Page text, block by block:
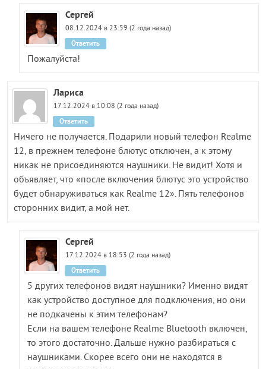
Сергей
08.12.2024 в 23:59 (2 года назад)
Пожалуйста!
Ответить
Лариса
17.12.2024 в 10:08 (2 года назад)
Ничего не получается. Подарили новый телефон Realme
12, в прежнем телефоне блютус отключен, а к этому
никак не присоединяются наушники. Не видит! Хотя и
объявляет, что «после включения блютус это устройство
будет обнаруживаться как Realme 12». Пять телефонов
сторонних видит, а мой нет.
Ответить
Сергей
17.12.2024 в 18:53 (2 года назад)
5 других телефонов видят наушники? Именно видят
как устройство доступное для подключения, но они
не подкачены к этим телефонам?
Если на вашем телефоне Realme Bluetooth включен,
то этого достаточно. Дальше нужно разбираться с
наушниками. Скорее всего они не находятся в
Ответить